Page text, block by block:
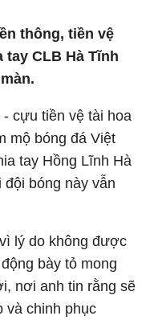
thông, tiền vệ
CLB Hà Tĩnh
cựu tiền vệ tài hoa
mộ bóng đá Việt
tay Hồng Lĩnh Hà
bóng này vẫn
lý do không được
bày tỏ mong
nơi anh tin rằng sẽ
và chinh phục